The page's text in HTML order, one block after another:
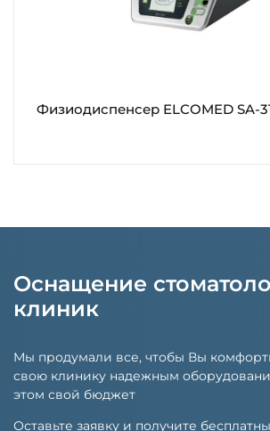
Физиодиспенсер ELCOMED SA-
Оснащение
клиник
Мы продумали все, чтобы Вы
свою клинику надежным
этом свой бюджет
Оставьте заявку и получите